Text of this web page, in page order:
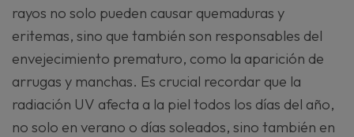
rayos no solo pueden causar quemaduras y
eritemas, sino que también son responsables del
envejecimiento prematuro, como la aparición de
arrugas y manchas. Es crucial recordar que la
radiación UV afecta a la piel todos los días del año,
no solo en verano o días soleados, sino también en